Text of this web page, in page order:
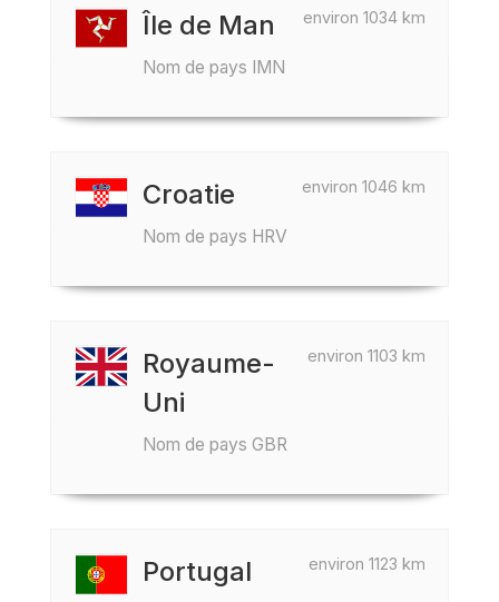
environ 1034 km
Île de Man
Nom de pays IMN
environ 1046 km
Croatie
Nom de pays HRV
environ 1103 km
Royaume-
Uni
Nom de pays GBR
environ 1123 km
Portugal